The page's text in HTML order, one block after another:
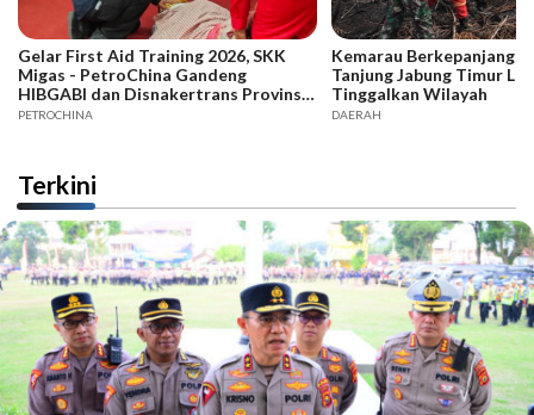
Gelar First Aid Training 2026, SKK
Migas - PetroChina Gandeng
HIBGABI dan Disnakertrans Provinsi
Jambi
PETROCHINA
Kemarau
Tanjung Jabung Timur
Tinggalkan Wilayah
DAERAH
Terkini